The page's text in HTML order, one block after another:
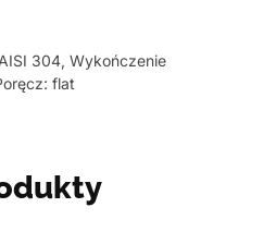
304, Wykończenie
flat